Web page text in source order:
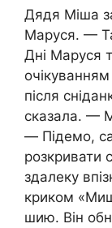
Дядя Міша
Маруся. —
Дні Маруся
після
сказала. —
— Підемо,
розкривати
здалеку
криком
шию. Він